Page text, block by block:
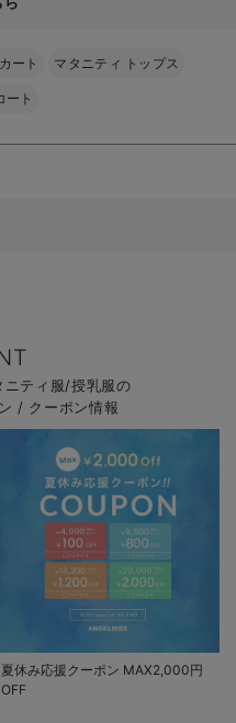
ート マタニティ トップス
ート
ニティ服/授乳服の
/ クーポン情報
夏休み応援クーポン MAX2,000円
OFF